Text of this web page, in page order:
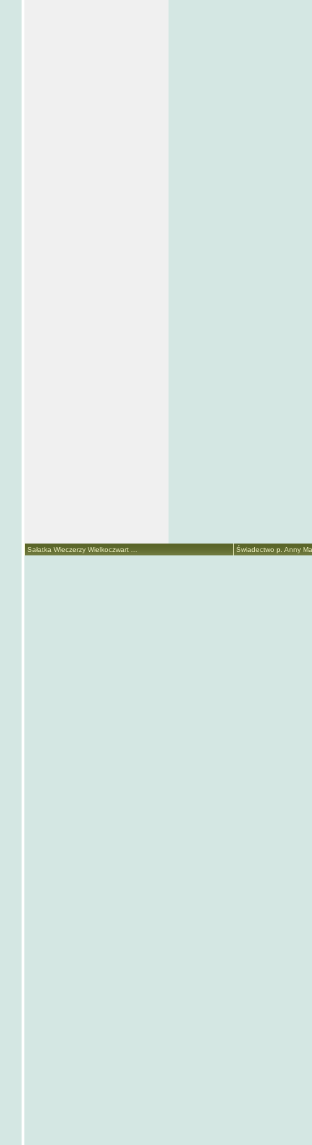
Sałatka Wieczerzy Wielkoczwart ... Świadectwo p. Anny